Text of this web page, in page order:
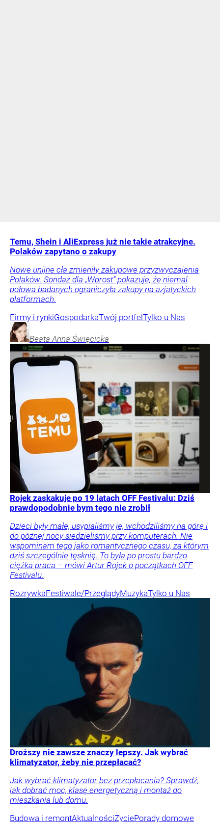
Temu, Shein i AliExpress już nie takie atrakcyjne.
Polaków zapytano o zakupy
Nowe unijne cła zmieniły zakupowe przyzwyczajenia
Polaków. Sondaż dla „Wprost” pokazuje, że niemal
połowa badanych ograniczyła zakupy na azjatyckich
platformach.
Firmy i rynkiGospodarkaTwój portfel Tylko u Nas
Beata Anna Święcicka
Rojek zaskakuje po 19 latach OFF Festivalu: Dziś
prawdopodobnie bym tego nie zrobił
Dzieci były małe, usypialiśmy je, wchodziliśmy na górę i
do późnej nocy siedzieliśmy przy komputerach. Nie
wspominam tego jako romantycznego czasu, za którym
dziś szczególnie tęsknię. To była po prostu bardzo
ciężka praca – mówi Artur Rojek o początkach OFF
Festivalu.
RozrywkaFestiwale/PrzeglądyMuzykaTylko u Nas
Droższy nie zawsze znaczy lepszy. Jak wybrać
klimatyzator, żeby nie przepłacać?
Jak wybrać klimatyzator bez przepłacania? Sprawdź,
jak dobrać moc, klasę energetyczną i montaż do
mieszkania lub domu.
Budowa i remontAktualnościŻyciePorady domowe